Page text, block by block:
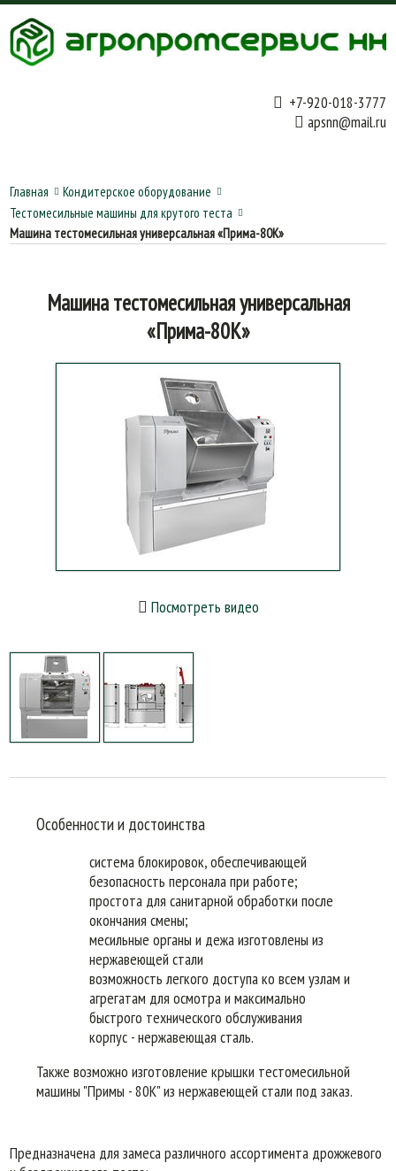
+7-920-018-3777
apsnn@mail.ru
Главная
Кондитерское оборудование
Тестомесильные машины для крутого теста
Машина тестомесильная универсальная «Прима-80К»
Машина тестомесильная универсальная
«Прима-80К»
Посмотреть видео
Особенности и достоинства
система блокировок, обеспечивающей
безопасность персонала при работе;
простота для санитарной обработки после
окончания смены;
месильные органы и дежа изготовлены из
нержавеющей стали
возможность легкого доступа ко всем узлам и
агрегатам для осмотра и максимально
быстрого технического обслуживания
корпус - нержавеющая сталь.
Также возможно изготовление крышки тестомесильной
машины "Примы - 80К" из нержавеющей стали под заказ.
Предназначена для замеса различного ассортимента дрожжевого